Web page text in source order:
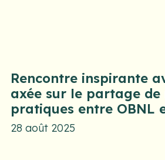
Rencontre inspirante
axée sur le partage de
pratiques entre OBNL
28 août 2025